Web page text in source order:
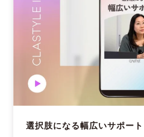
選択肢になる幅広いサポート